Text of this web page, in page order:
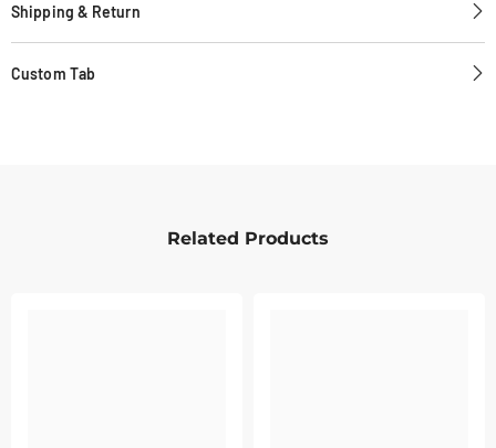
Shipping & Return
Custom Tab
Related Products